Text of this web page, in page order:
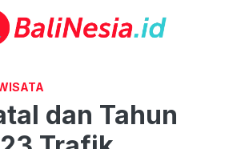
dan Tahun